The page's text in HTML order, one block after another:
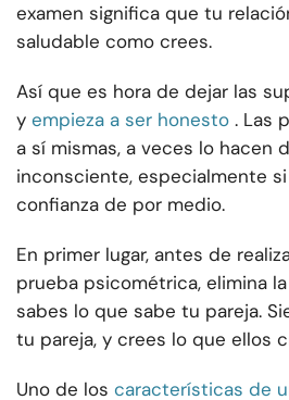
examen significa que tu
saludable como crees.
Así que es hora de dejar las
y empieza a ser honesto . Las
a sí mismas, a veces lo hacen
inconsciente, especialmente
confianza de por medio.
En primer lugar, antes de
prueba psicométrica, elimina
sabes lo que sabe tu pareja.
tu pareja, y crees lo que ellos
Uno de los características de